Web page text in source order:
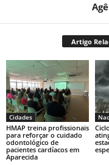
Artigo
Cidades
HMAP treina profissionais
para reforçar o cuidado
odontológico de
pacientes cardíacos em
Aparecida